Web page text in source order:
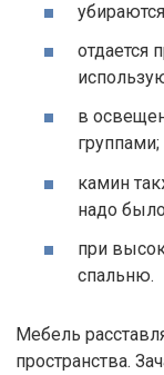
отдается
в
группами;
камин
надо
при
спальню.
Мебель
пространства.